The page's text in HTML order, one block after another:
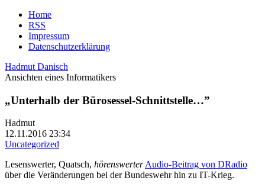
Home
RSS
Impressum
Datenschutzerklärung
Hadmut Danisch
Ansichten eines Informatikers
„Unterhalb der Bürosessel-Schnittstelle…”
Hadmut
12.11.2016 23:34
Uncategorized
Lesenswerter, Quatsch, hörenswerterAudio-Beitrag von DRadio
über die Veränderungen bei der Bundeswehr hin zu IT-Krieg.